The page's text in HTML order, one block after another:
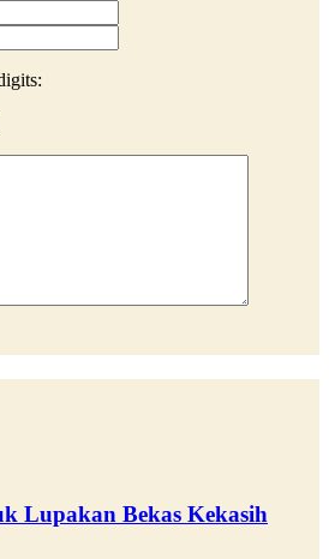
Lupakan Bekas Kekasih